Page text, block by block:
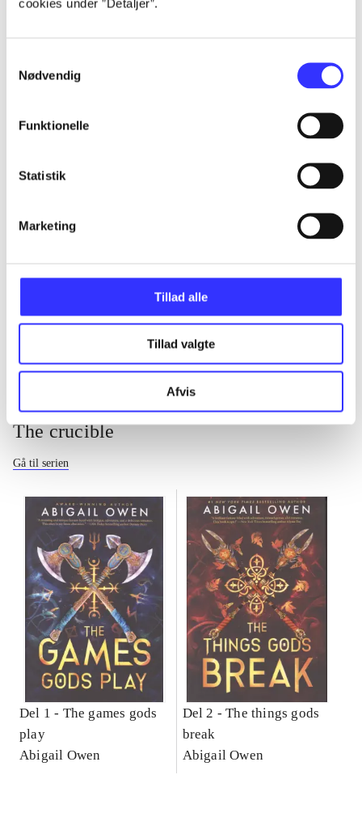
cookies under ”Detaljer”.
Nødvendig
Funktionelle
Statistik
Marketing
Tillad alle
Tillad valgte
Afvis
The crucible
Gå til serien
Del 1 - The games gods
play
Abigail Owen
Del 2 -The things gods
break
Abigail Owen